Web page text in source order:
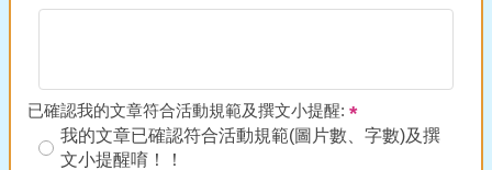
已確認我的文章符合活動規範及撰文小提醒:
我的文章已確認符合活動規範(圖片數、字數)及撰
文小提醒唷！！